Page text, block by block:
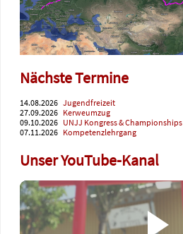
Nächste Termine
14.08.2026 Jugendfreizeit
27.09.2026 Kerweumzug
09.10.2026 UNJJ Kongress & Championships
07.11.2026 Kompetenzlehrgang
Unser YouTube-Kanal